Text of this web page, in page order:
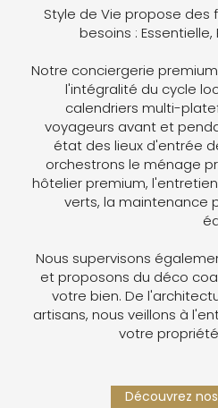
Style de Vie propose des
besoins :
Notre conciergerie
l'intégralité du cycle
calendriers multi-
voyageurs avant et
état des lieux d'entrée
orchestrons le ménage
hôtelier premium,
verts, la maintenance
Nous supervisons
et proposons du déco
votre bien. De
artisans, nous veillons à
votre
Découvrez